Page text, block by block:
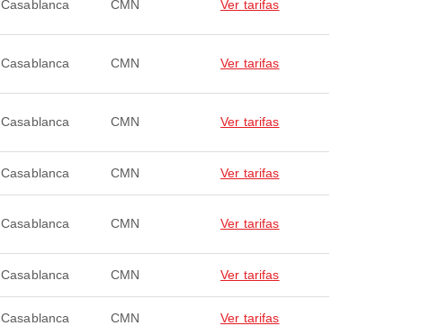
Casablanca CMN Ver tarifas
Casablanca CMN Ver tarifas
Casablanca CMN Ver tarifas
Casablanca CMN Ver tarifas
Casablanca CMN Ver tarifas
Casablanca CMN Ver tarifas
Casablanca CMN Ver tarifas